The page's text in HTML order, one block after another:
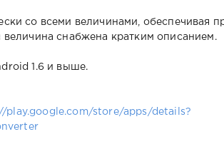
со всеми величинами, обеспечивая
величина снабжена кратким описанием.
1.6 и выше.
play.google.com/store/apps/details?